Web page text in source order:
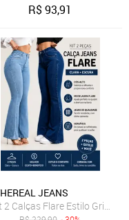
R$93,91
JEANS
2 Calças Flare Estilo Gringa